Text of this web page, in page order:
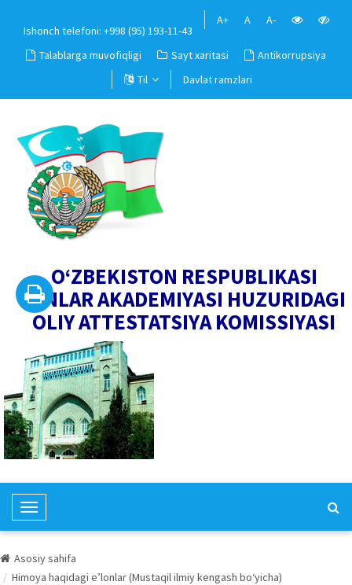
Ishonch telefoni: +998 (95) 193-11-43
A+ A A-
Talablarga muvofiqligi Sayt xaritasi
Antikorrupsiya
Til
Davlat ramzlari
O‘ZBEKISTON RESPUBLIKASI
FANLAR AKADEMIYASI HUZURIDAGI
OLIY ATTESTATSIYA KOMISSIYASI
T
o
g
Asosiy sahifa
Himoya haqidagi e’lonlar (Mustaqil ilmiy kengash bo‘yicha)